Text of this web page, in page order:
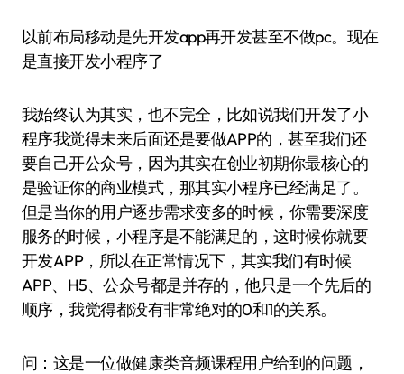
以前布局移动是先开发app再开发甚至不做pc。现在
是直接开发小程序了
我始终认为其实，也不完全，比如说我们开发了小
程序我觉得未来后面还是要做APP的，甚至我们还
要自己开公众号，因为其实在创业初期你最核心的
是验证你的商业模式，那其实小程序已经满足了。
但是当你的用户逐步需求变多的时候，你需要深度
服务的时候，小程序是不能满足的，这时候你就要
开发APP，所以在正常情况下，其实我们有时候
APP、H5、公众号都是并存的，他只是一个先后的
顺序，我觉得都没有非常绝对的0和1的关系。
问：这是一位做健康类音频课程用户给到的问题，